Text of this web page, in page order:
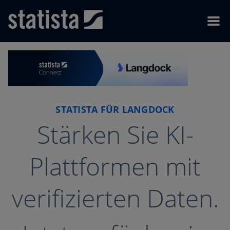
Menu
STATISTA FÜR LANGDOCK
Stärken Sie KI-
Plattformen mit
verifizierten Daten.